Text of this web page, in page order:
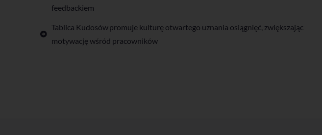
feedbackiem
Tablica Kudosów promuje kulturę otwartego uznania osiągnięć, zwiększając
motywację wśród pracowników